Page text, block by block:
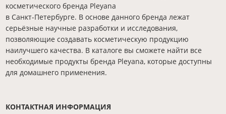
косметического бренда Pleyana
в Санкт-Петербурге. В основе данного бренда лежат
серьёзные научные разработки и исследования,
позволяющие создавать косметическую продукцию
наилучшего качества. В каталоге вы сможете найти все
необходимые продукты бренда Pleyana, которые доступны
для домашнего применения.
КОНТАКТНАЯ ИНФОРМАЦИЯ